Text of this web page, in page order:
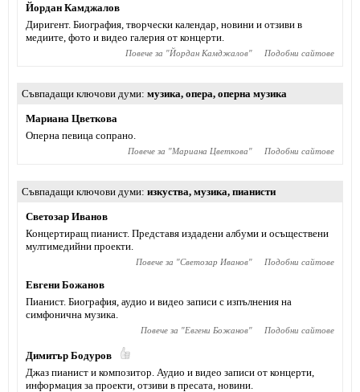
Йордан Камджалов
Диригент. Биография, творчески календар, новини и отзиви в
медиите, фото и видео галерия от концерти.
Повече за "Йордан Камджалов" Подобни сайтове
Съвпадащи ключови думи музика, опера, оперна музика
Мариана Цветкова
Оперна певица сопрано.
Повече за "Мариана Цветкова" Подобни сайтове
Съвпадащи ключови думи изкуства, музика, пианисти
Светозар Иванов
Концертиращ пианист. Представя издадени албуми и осъществени
мултимедийни проекти.
Повече за "Светозар Иванов" Подобни сайтове
Евгени Божанов
Пианист. Биография, аудио и видео записи с изпълнения на
симфонична музика.
Повече за "Евгени Божанов" Подобни сайтове
Димитър Бодуров
Джаз пианист и композитор. Аудио и видео записи от концерти,
информация за проекти, отзиви в пресата, новини.